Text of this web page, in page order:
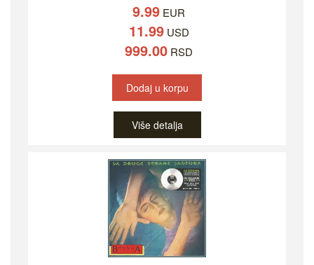
9.99 EUR
11.99USD
999.00 RSD
Dodaj u korpu
Više detalja